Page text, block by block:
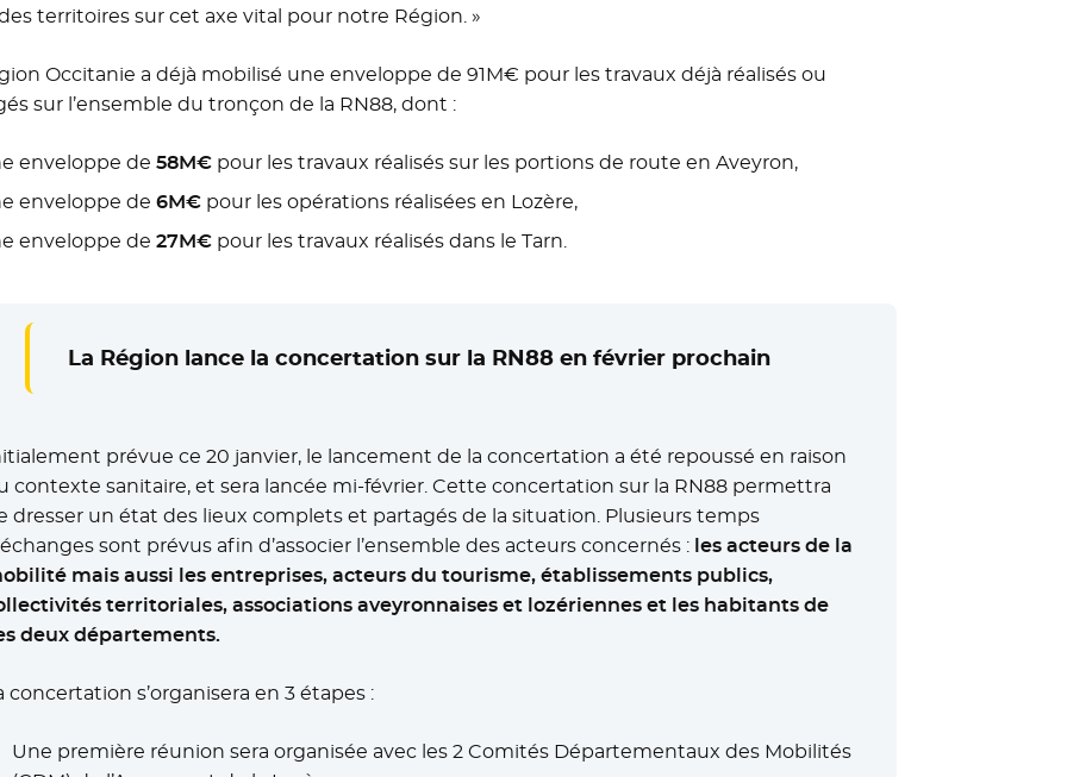
territoires sur cet axe vital pour notre Région. »
Occitanie a déjà mobilisé une enveloppe de 91M€ pour les travaux déjà réalisés ou
sur l’ensemble du tronçon de la RN88, dont :
enveloppe de 58M€pour les travaux réalisés sur les portions de route en Aveyron,
enveloppe de 6M€pour les opérations réalisées en Lozère,
enveloppe de 27M€pour les travaux réalisés dans le Tarn.
La Région lance la concertation sur la RN88 en février prochain
prévue ce 20 janvier, le lancement de la concertation a été repoussé en raison
contexte sanitaire, et sera lancée mi-février. Cette concertation sur la RN88 permettra
dresser un état des lieux complets et partagés de la situation. Plusieurs temps
sont prévus afin d’associer l’ensemble des acteurs concernés : les acteurs de la
mais aussi les entreprises, acteurs du tourisme, établissements publics,
territoriales, associations aveyronnaises et lozériennes et les habitants de
deux départements.
concertation s’organisera en 3 étapes :
Une première réunion sera organisée avec les 2 Comités Départementaux des Mobilités